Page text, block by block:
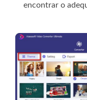
encontrar o